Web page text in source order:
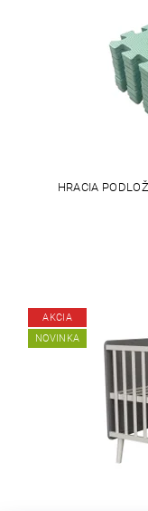
HRACIA
AKCIA
NOVINKA